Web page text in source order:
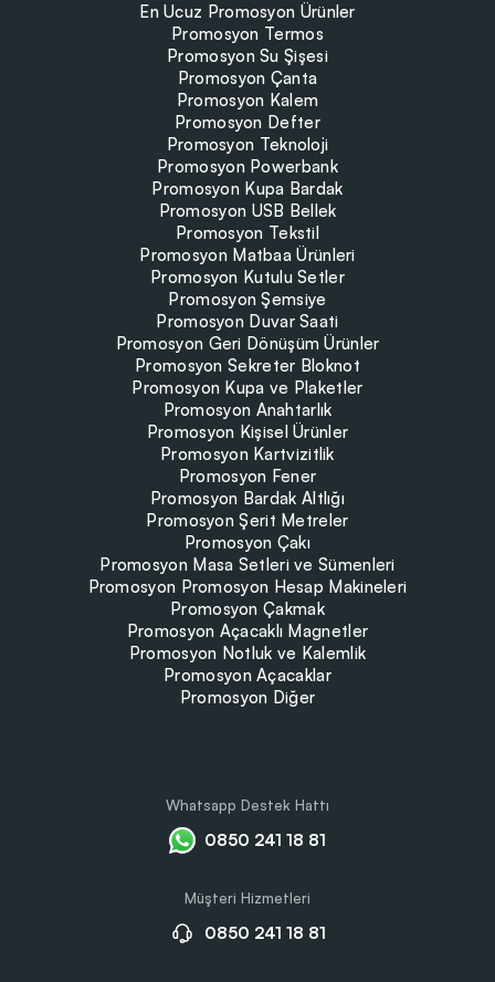
En Ucuz Promosyon Ürünler
Promosyon Termos
Promosyon Su Şişesi
Promosyon Çanta
Promosyon Kalem
Promosyon Defter
Promosyon Teknoloji
Promosyon Powerbank
Promosyon Kupa Bardak
Promosyon USB Bellek
Promosyon Tekstil
Promosyon Matbaa Ürünleri
Promosyon Kutulu Setler
Promosyon Şemsiye
Promosyon Duvar Saati
Promosyon Geri Dönüşüm Ürünler
Promosyon Sekreter Bloknot
Promosyon Kupa ve Plaketler
Promosyon Anahtarlık
Promosyon Kişisel Ürünler
Promosyon Kartvizitlik
Promosyon Fener
Promosyon Bardak Altlığı
Promosyon Şerit Metreler
Promosyon Çakı
Promosyon Masa Setleri ve Sümenleri
Promosyon Promosyon Hesap Makineleri
Promosyon Çakmak
Promosyon Açacaklı Magnetler
Promosyon Notluk ve Kalemlik
Promosyon Açacaklar
Promosyon Diğer
Whatsapp Destek Hattı
0850 241 18 81
Müşteri Hizmetleri
0850 241 18 81